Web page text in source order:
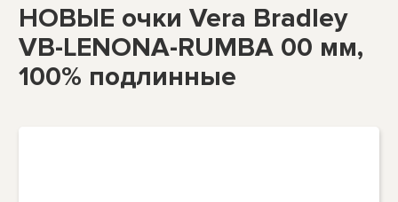
НОВЫЕ очки Vera Bradley
VB-LENONA-RUMBA 00 мм,
100% подлинные